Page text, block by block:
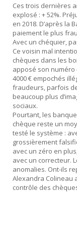
Ces trois dernières
explosé : + 52%.
en 2018. D’après la
paiement le plus
Avec un chéquier,
Ce voisin mal
chèques dans les
apposé son numéro
4000 € empochés
fraudeurs, parfois
beaucoup plus
sociaux.
Pourtant, les
chèque reste un
testé le système :
grossièrement
avec un zéro en
avec un correcteur.
anomalies. Ont-ils
Alexandra Colineau
contrôle des